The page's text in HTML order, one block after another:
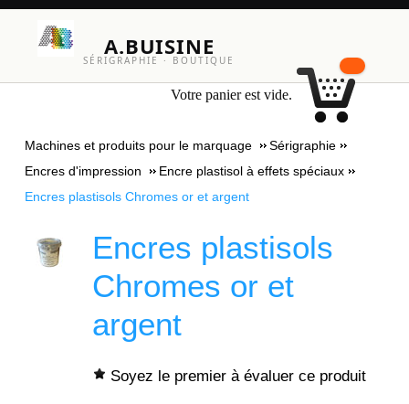
A.BUISINE
SÉRIGRAPHIE · BOUTIQUE
Votre panier est vide.
Machines et produits pour le marquage
Sérigraphie
Encres d'impression
Encre plastisol à effets spéciaux
Encres plastisols Chromes or et argent
Encres plastisols
Chromes or et
argent
Soyez le premier à évaluer ce produit